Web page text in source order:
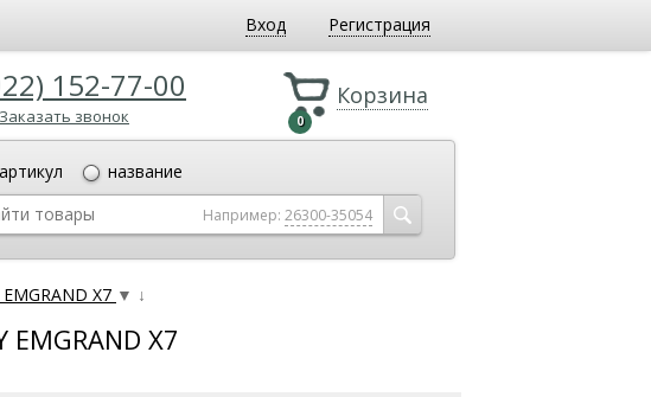
Вход Регистрация
Корзина
0
152-77-00
Заказать звонок
артикул название
Например: 26300-35054
X7 ▼ ↓
X7